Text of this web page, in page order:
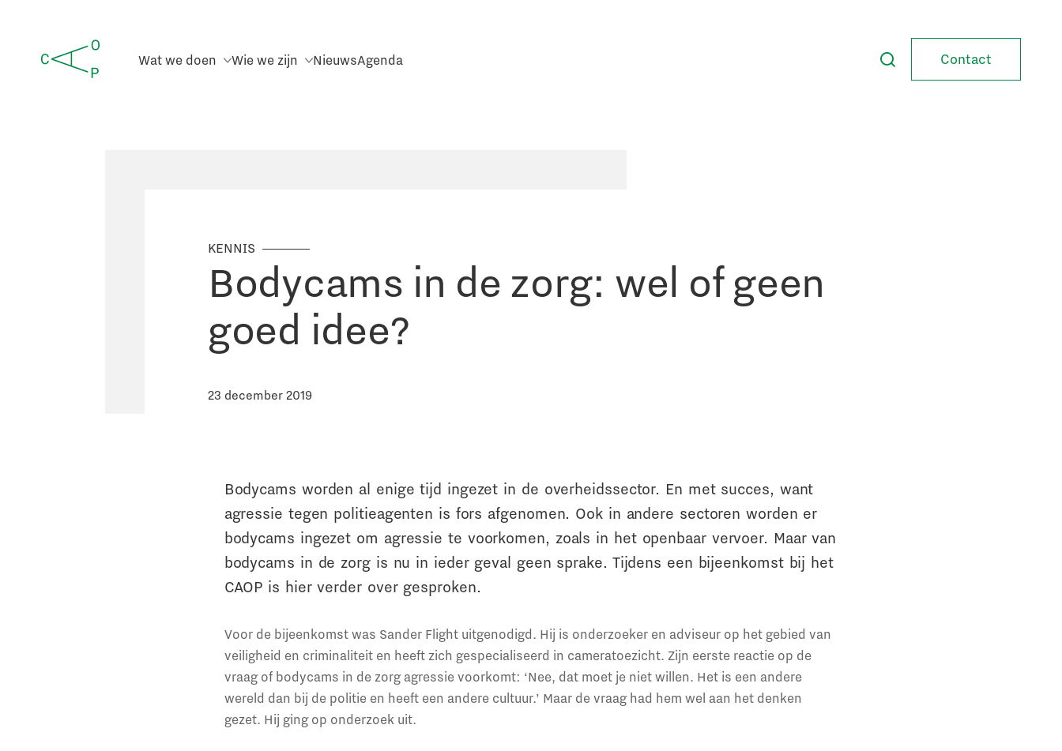
Wat we doen Wie we zijn NieuwsAgenda Contact
KENNIS
Bodycams in de zorg: wel of geen
goed idee?
23 december 2019
Bodycams worden al enige tijd ingezet in de overheidssector. En met succes, want
agressie tegen politieagenten is fors afgenomen. Ook in andere sectoren worden er
bodycams ingezet om agressie te voorkomen, zoals in het openbaar vervoer. Maar van
bodycams in de zorg is nu in ieder geval geen sprake. Tijdens een bijeenkomst bij het
CAOP is hier verder over gesproken.
Voor de bijeenkomst was Sander Flight uitgenodigd. Hij is onderzoeker en adviseur op het gebied van
veiligheid en criminaliteit en heeft zich gespecialiseerd in cameratoezicht. Zijn eerste reactie op de
vraag of bodycams in de zorg agressie voorkomt: ‘Nee, dat moet je niet willen. Het is een andere
wereld dan bij de politie en heeft een andere cultuur.’ Maar de vraag had hem wel aan het denken
gezet. Hij ging op onderzoek uit.